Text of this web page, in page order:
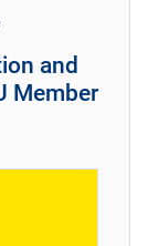
and
Member